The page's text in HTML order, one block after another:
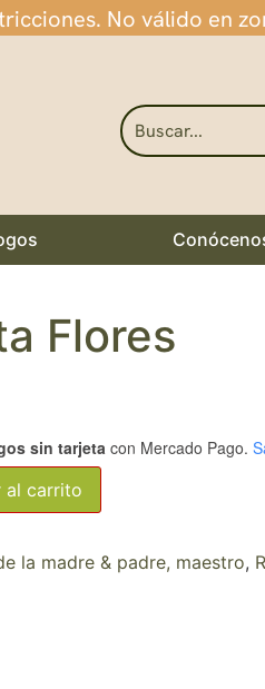
No válido en
Flores
sin tarjetacon Mercado Pago.
al carrito
la madre & padre, maestro,